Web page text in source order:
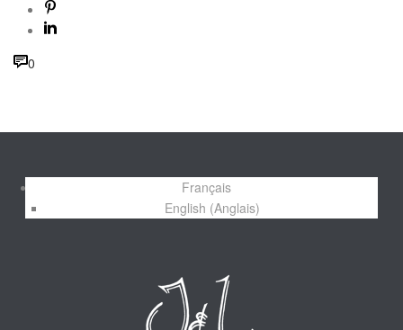
0
Français
English (Anglais)